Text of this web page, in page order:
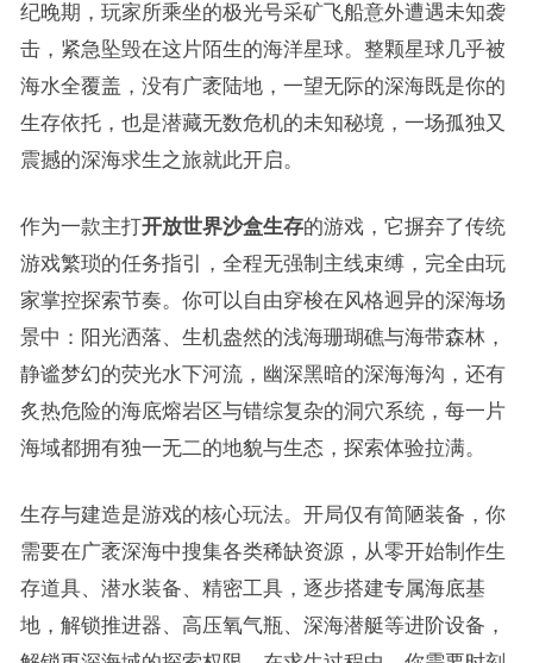
纪晚期，玩家所乘坐的极光号采矿飞船意外遭遇未知袭
击，紧急坠毁在这片陌生的海洋星球。整颗星球几乎被
海水全覆盖，没有广袤陆地，一望无际的深海既是你的
生存依托，也是潜藏无数危机的未知秘境，一场孤独又
震撼的深海求生之旅就此开启。
作为一款主打开放世界沙盒生存的游戏，它摒弃了传统
游戏繁琐的任务指引，全程无强制主线束缚，完全由玩
家掌控探索节奏。你可以自由穿梭在风格迥异的深海场
景中：阳光洒落、生机盎然的浅海珊瑚礁与海带森林，
静谧梦幻的荧光水下河流，幽深黑暗的深海海沟，还有
炙热危险的海底熔岩区与错综复杂的洞穴系统，每一片
海域都拥有独一无二的地貌与生态，探索体验拉满。
生存与建造是游戏的核心玩法。开局仅有简陋装备，你
需要在广袤深海中搜集各类稀缺资源，从零开始制作生
存道具、潜水装备、精密工具，逐步搭建专属海底基
地，解锁推进器、高压氧气瓶、深海潜艇等进阶设备，